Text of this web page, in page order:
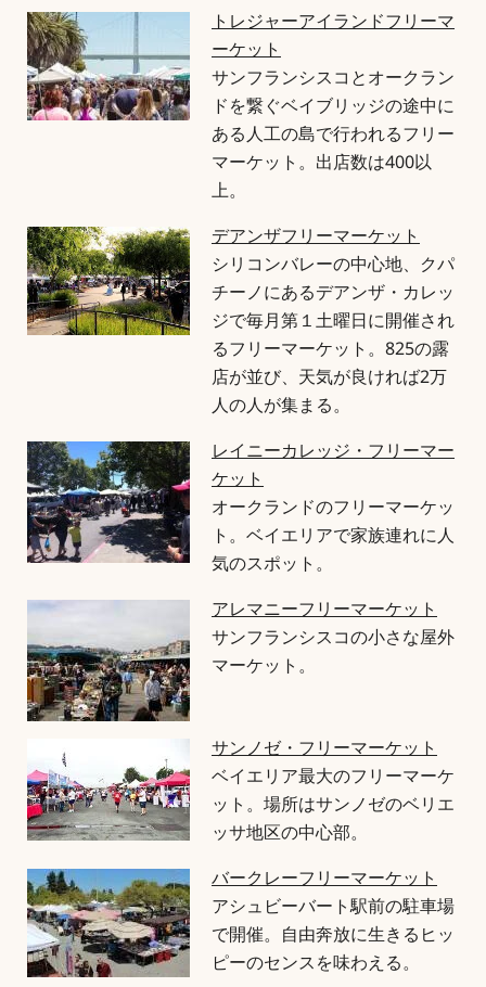
トレジャーアイランドフリーマ
ーケット
サンフランシスコとオークラン
ドを繋ぐベイブリッジの途中に
ある人工の島で行われるフリー
マーケット。出店数は400以
上。
デアンザフリーマーケット
シリコンバレーの中心地、クパ
チーノにあるデアンザ・カレッ
ジで毎月第１土曜日に開催され
るフリーマーケット。825の露
店が並び、天気が良ければ2万
人の人が集まる。
レイニーカレッジ・フリーマー
ケット
オークランドのフリーマーケッ
ト。ベイエリアで家族連れに人
気のスポット。
アレマニーフリーマーケット
サンフランシスコの小さな屋外
マーケット。
サンノゼ・フリーマーケット
ベイエリア最大のフリーマーケ
ット。場所はサンノゼのベリエ
ッサ地区の中心部。
バークレーフリーマーケット
アシュビーバート駅前の駐車場
で開催。自由奔放に生きるヒッ
ピーのセンスを味わえる。